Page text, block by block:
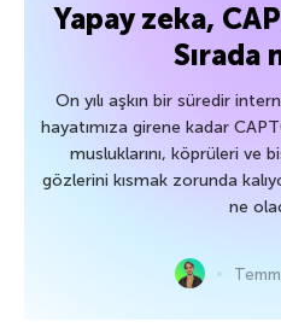
Yapay zeka,
Sırada
On yılı aşkın bir süredir
hayatımıza girene kadar
musluklarını, köprüleri ve
gözlerini kısmak zorunda
ne